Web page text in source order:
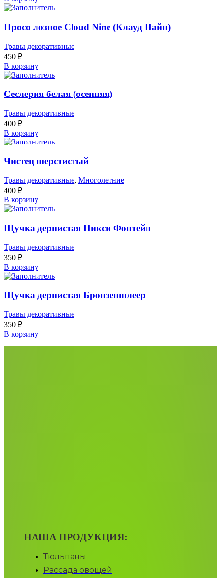
Просо лозное Cloud Nine (Клауд Найн)
Травы декоративные
450 ₽
В корзину
Сеслерия белая (осенняя)
Травы декоративные
400 ₽
В корзину
Чистец шерстистый
Травы декоративные, Многолетние
400 ₽
В корзину
Щучка дернистая Пикси Фонтейн
Травы декоративные
350 ₽
В корзину
Щучка дернистая Бронзеншлеер
Травы декоративные
350 ₽
В корзину
НАША ПРОДУКЦИЯ:
Тюльпаны
Рассада овощей